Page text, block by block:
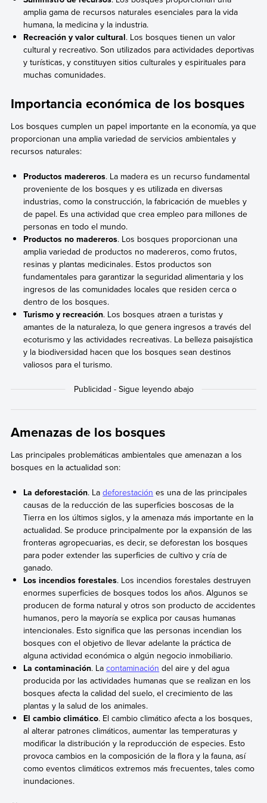
amplia gama de recursos naturales esenciales para la vida
humana, la medicina y la industria.
Recreación y valor cultural. Los bosques tienen un valor
cultural y recreativo. Son utilizados para actividades deportivas
y turísticas, y constituyen sitios culturales y espirituales para
muchas comunidades.
Importancia económica de los bosques
Los bosques cumplen un papel importante en la economía, ya que
proporcionan una amplia variedad de servicios ambientales y
recursos naturales:
Productos madereros. La madera es un recurso fundamental
proveniente de los bosques y es utilizada en diversas
industrias, como la construcción, la fabricación de muebles y
de papel. Es una actividad que crea empleo para millones de
personas en todo el mundo.
Productos no madereros. Los bosques proporcionan una
amplia variedad de productos no madereros, como frutos,
resinas y plantas medicinales. Estos productos son
fundamentales para garantizar la seguridad alimentaria y los
ingresos de las comunidades locales que residen cerca o
dentro de los bosques.
Turismo y recreación. Los bosques atraen a turistas y
amantes de la naturaleza, lo que genera ingresos a través del
ecoturismo y las actividades recreativas. La belleza paisajística
y la biodiversidad hacen que los bosques sean destinos
valiosos para el turismo.
Amenazas de los bosques
Las principales problemáticas ambientales que amenazan a los
bosques en la actualidad son:
La deforestación. Ladeforestación es una de las principales
causas de la reducción de las superficies boscosas de la
Tierra en los últimos siglos, y la amenaza más importante en la
actualidad. Se produce principalmente por la expansión de las
fronteras agropecuarias, es decir, se deforestan los bosques
para poder extender las superficies de cultivo y cría de
ganado.
Los incendios forestales. Los incendios forestales destruyen
enormes superficies de bosques todos los años. Algunos se
producen de forma natural y otros son producto de accidentes
humanos, pero la mayoría se explica por causas humanas
intencionales. Esto significa que las personas incendian los
bosques con el objetivo de llevar adelante la práctica de
alguna actividad económica o algún negocio inmobiliario.
La contaminación. Lacontaminación del aire y del agua
producida por las actividades humanas que se realizan en los
bosques afecta la calidad del suelo, el crecimiento de las
plantas y la salud de los animales.
El cambio climático. El cambio climático afecta a los bosques,
al alterar patrones climáticos, aumentar las temperaturas y
modificar la distribución y la reproducción de especies. Esto
provoca cambios en la composición de la flora y la fauna, así
como eventos climáticos extremos más frecuentes, tales como
inundaciones.